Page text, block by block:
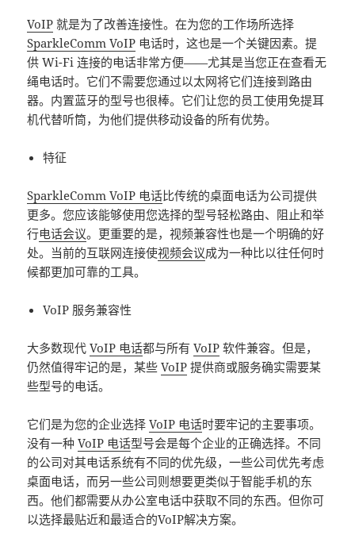
VoIP 就是为了改善连接性。在为您的工作场所选择
SparkleComm VoIP 电话时，这也是一个关键因素。提
供 Wi-Fi 连接的电话非常方便——尤其是当您正在查看无
绳电话时。它们不需要您通过以太网将它们连接到路由
器。内置蓝牙的型号也很棒。它们让您的员工使用免提耳
机代替听筒，为他们提供移动设备的所有优势。
特征
SparkleComm VoIP 电话比传统的桌面电话为公司提供
更多。您应该能够使用您选择的型号轻松路由、阻止和举
行电话会议。更重要的是，视频兼容性也是一个明确的好
处。当前的互联网连接使视频会议成为一种比以往任何时
候都更加可靠的工具。
VoIP 服务兼容性
大多数现代VoIP 电话都与所有VoIP 软件兼容。但是，
仍然值得牢记的是，某些VoIP 提供商或服务确实需要某
些型号的电话。
它们是为您的企业选择VoIP 电话时要牢记的主要事项。
没有一种VoIP 电话型号会是每个企业的正确选择。不同
的公司对其电话系统有不同的优先级，一些公司优先考虑
桌面电话，而另一些公司则想要更类似于智能手机的东
西。他们都需要从办公室电话中获取不同的东西。但你可
以选择最贴近和最适合的VoIP解决方案。